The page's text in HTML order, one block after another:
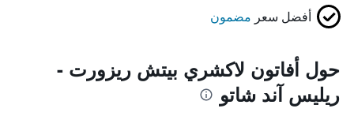
أفضل سعر مضمون
حول أفاتون لاكشري بيتش ريزورت -
ريليس آند شاتو